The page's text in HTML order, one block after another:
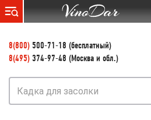
8(800) 500-71-18 (бесплатный)
8(495) 374-97-48 (Москва и обл.)